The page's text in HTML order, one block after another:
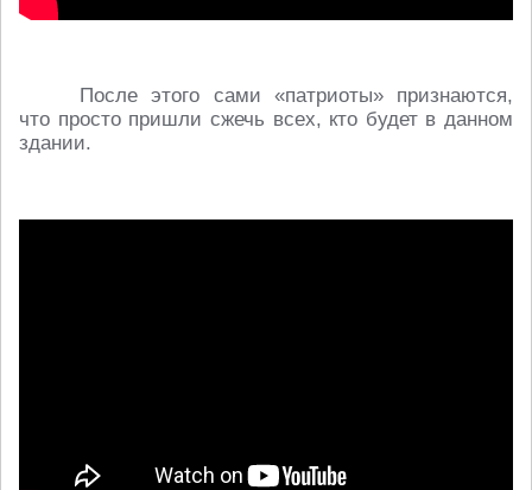
После этого сами «патриоты» признаются,
что просто пришли сжечь всех, кто будет в данном
здании.